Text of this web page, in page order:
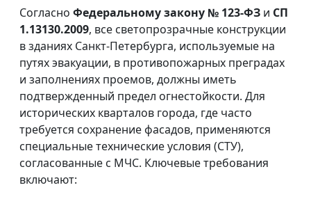
Согласно Федеральному закону № 123-ФЗ и СП
1.13130.2009, все светопрозрачные конструкции
в зданиях Санкт-Петербурга, используемые на
путях эвакуации, в противопожарных преградах
и заполнениях проемов, должны иметь
подтвержденный предел огнестойкости. Для
исторических кварталов города, где часто
требуется сохранение фасадов, применяются
специальные технические условия (СТУ),
согласованные с МЧС. Ключевые требования
включают: